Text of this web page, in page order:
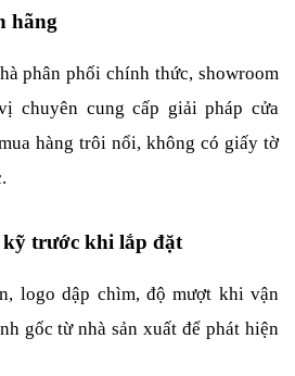
hãng
phân phối chính thức, showroom
chuyên cung cấp giải pháp cửa
hàng trôi nổi, không có giấy tờ
trước khi lắp đặt
logo dập chìm, độ mượt khi vận
gốc từ nhà sản xuất để phát hiện